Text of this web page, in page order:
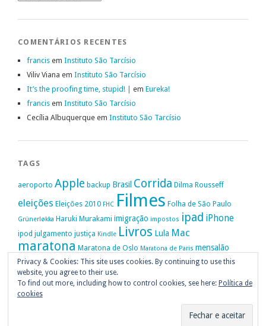
COMENTÁRIOS RECENTES
francis em Instituto São Tarcísio
Viliv Viana em Instituto São Tarcísio
It’s the proofing time, stupid! | em Eureka!
francis em Instituto São Tarcísio
Cecília Albuquerque em Instituto São Tarcísio
TAGS
aeroporto Apple backup Brasil Corrida Dilma Rousseff
eleições Eleições 2010 FHC Filmes Folha de São Paulo
Grünerløkka Haruki Murakami imigração impostos ipad iPhone
ipod julgamento justiça Kindle Livros Lula Mac
maratona Maratona de Oslo Maratona de Paris mensalão
movimento passe livre música nike Noruega OAB OiOsloPolítica
Portugal Privacidade protestos PT
Vitória da Conquista
Privacy & Cookies: This site uses cookies. By continuing to use this
website, you agree to their use.
To find out more, including how to control cookies, see here: Política de
cookies